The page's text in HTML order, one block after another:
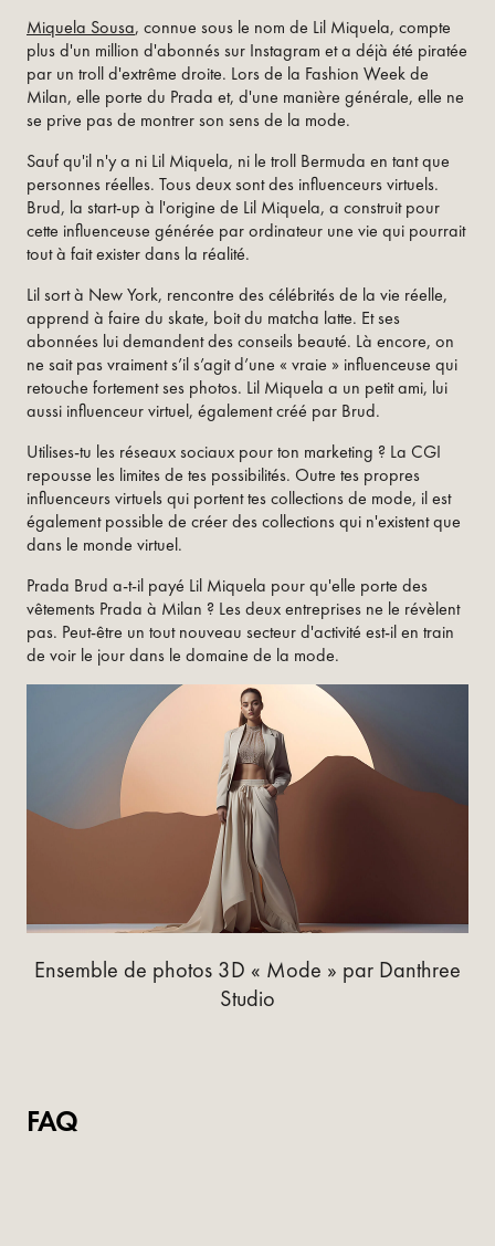
Miquela Sousa, connue sous le nom de Lil Miquela, compte
plus d'un million d'abonnés sur Instagram et a déjà été piratée
par un troll d'extrême droite. Lors de la Fashion Week de
Milan, elle porte du Prada et, d'une manière générale, elle ne
se prive pas de montrer son sens de la mode.
Sauf qu'il n'y a ni Lil Miquela, ni le troll Bermuda en tant que
personnes réelles. Tous deux sont des influenceurs virtuels.
Brud, la start-up à l'origine de Lil Miquela, a construit pour
cette influenceuse générée par ordinateur une vie qui pourrait
tout à fait exister dans la réalité.
Lil sort à New York, rencontre des célébrités de la vie réelle,
apprend à faire du skate, boit du matcha latte. Et ses
abonnées lui demandent des conseils beauté. Là encore, on
ne sait pas vraiment s’il s’agit d’une « vraie » influenceuse qui
retouche fortement ses photos. Lil Miquela a un petit ami, lui
aussi influenceur virtuel, également créé par Brud.
Utilises-tu les réseaux sociaux pour ton marketing ? La CGI
repousse les limites de tes possibilités. Outre tes propres
influenceurs virtuels qui portent tes collections de mode, il est
également possible de créer des collections qui n'existent que
dans le monde virtuel.
Prada Brud a-t-il payé Lil Miquela pour qu'elle porte des
vêtements Prada à Milan ? Les deux entreprises ne le révèlent
pas. Peut-être un tout nouveau secteur d'activité est-il en train
de voir le jour dans le domaine de la mode.
Ensemble de photos 3D « Mode » par Danthree
Studio
FAQ